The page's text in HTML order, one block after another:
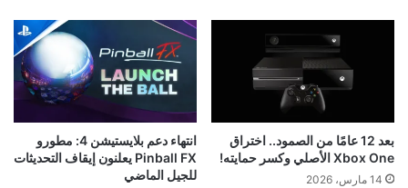
بعد 12 عامًا من الصمود.. اختراق
Xbox One الأصلي وكسر حمايته!
14 مارس، 2026
انتهاء دعم بلايستيشن 4: مطورو
Pinball FX يعلنون إيقاف التحديثات
للجيل الماضي